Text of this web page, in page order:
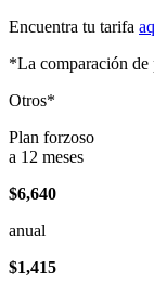
Encuentra tu tarifa
*La comparación de
Otros*
Plan forzoso
a 12 meses
$6,640
anual
$1,415